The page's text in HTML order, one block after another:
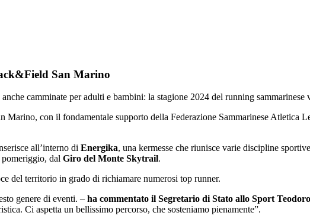
San Marino
camminate per adulti e bambini: la stagione 2024 del running sammarinese
con il fondamentale supporto della Federazione Sammarinese Atletica
all’interno di Energika, una kermesse che riunisce varie discipline
dal Giro del Monte Skytrail.
del territorio in grado di richiamare numerosi top runner.
genere di eventi. – ha commentato il Segretario di Stato allo Sport
Ci aspetta un bellissimo percorso, che sosteniamo pienamente”.